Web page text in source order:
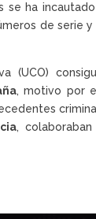
se ha
de serie
(UCO)
, motivo por
,